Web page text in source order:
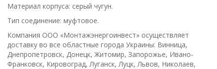
Материал корпуса: серый чугун.
Тип соединение: муфтовое.
Компания ООО «Монтажэнергоинвест» осуществляет
доставку во все областные города Украины: Винница,
Днепропетровск, Донецк, Житомир, Запорожье, Ивано-
Франковск, Кировоград, Луганск, Луцк, Львов, Николаев,